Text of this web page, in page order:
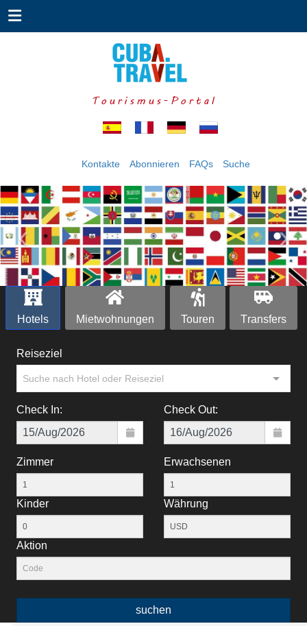
Tourismus-Portal
Kontakte Abonnieren FAQs Suche
‹ ›
Hotels Mietwohnungen Touren Тransfers
Reiseziel
Suche nach Hotel oder Reiseziel
Check In: Check Out:
Zimmer Erwachsenen
Kinder Währung
Aktion
suchen